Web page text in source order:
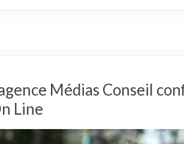
Médias Conseil
Line